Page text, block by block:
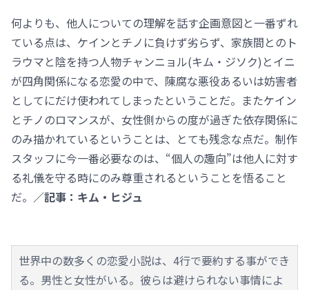
何よりも、他人についての理解を話す企画意図と一番ずれ
ている点は、ケインとチノに負けず劣らず、家族間とのト
ラウマと陰を持つ人物チャンニョル(キム・ジソク)とイニ
が四角関係になる恋愛の中で、陳腐な悪役あるいは妨害者
としてにだけ使われてしまったということだ。またケイン
とチノのロマンスが、女性側からの度が過ぎた依存関係に
のみ描かれているということは、とても残念な点だ。制作
スタッフに今一番必要なのは、“個人の趣向”は他人に対す
る礼儀を守る時にのみ尊重されるということを悟ること
だ。 ／記事：キム・ヒジュ
世界中の数多くの恋愛小説は、4行で要約する事ができ
る。男性と女性がいる。彼らは避けられない事情によ